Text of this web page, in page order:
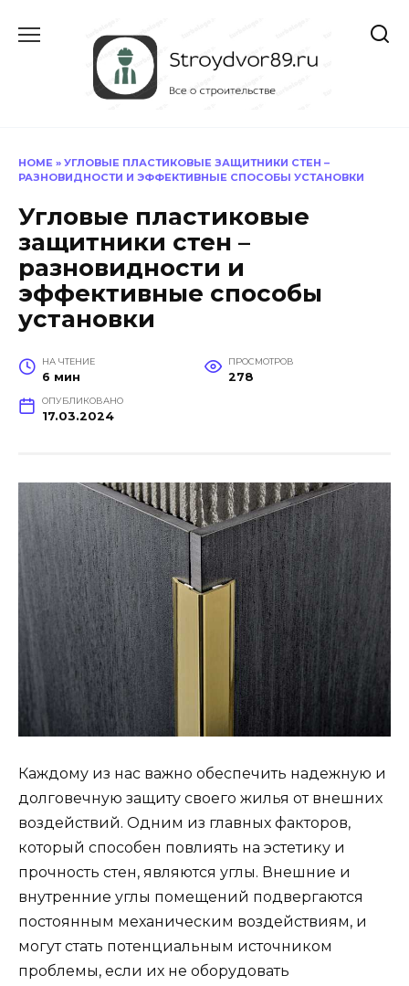
содержанию
HOME » УГЛОВЫЕ ПЛАСТИКОВЫЕ ЗАЩИТНИКИ СТЕН –
РАЗНОВИДНОСТИ И ЭФФЕКТИВНЫЕ СПОСОБЫ УСТАНОВКИ
Угловые пластиковые
защитники стен –
разновидности и
эффективные способы
установки
НА ЧТЕНИЕ
6 мин
ПРОСМОТРОВ
278
ОПУБЛИКОВАНО
17.03.2024
Каждому из нас важно обеспечить надежную и
долговечную защиту своего жилья от внешних
воздействий. Одним из главных факторов,
который способен повлиять на эстетику и
прочность стен, являются углы. Внешние и
внутренние углы помещений подвергаются
постоянным механическим воздействиям, и
могут стать потенциальным источником
проблемы, если их не оборудовать